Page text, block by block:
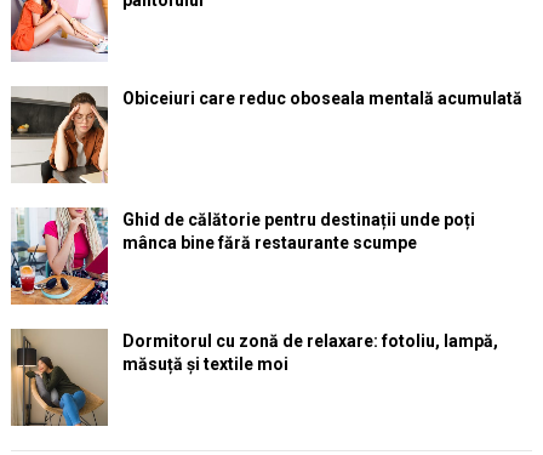
Obiceiuri care reduc oboseala mentală acumulată
Ghid de călătorie pentru destinații unde poți
mânca bine fără restaurante scumpe
Dormitorul cu zonă de relaxare: fotoliu, lampă,
măsuță și textile moi